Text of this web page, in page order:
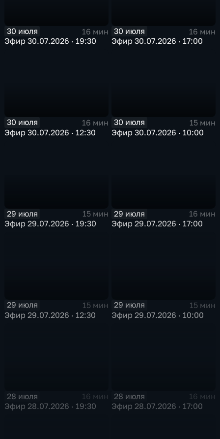
30 июля
16 мин
Эфир 30.07.2026 · 19:30
30 июля
16 мин
Эфир 30.07.2026 · 17:00
30 июля
16 мин
Эфир 30.07.2026 · 12:30
30 июля
15 мин
Эфир 30.07.2026 · 10:00
29 июля
15 мин
Эфир 29.07.2026 · 19:30
29 июля
16 мин
Эфир 29.07.2026 · 17:00
29 июля
15 мин
Эфир 29.07.2026 · 12:30
29 июля
15 мин
Эфир 29.07.2026 · 10:00
28 июля
16 мин
Эфир 28.07.2026 · 19:30
28 июля
16 мин
Эфир 28.07.2026 · 17:00